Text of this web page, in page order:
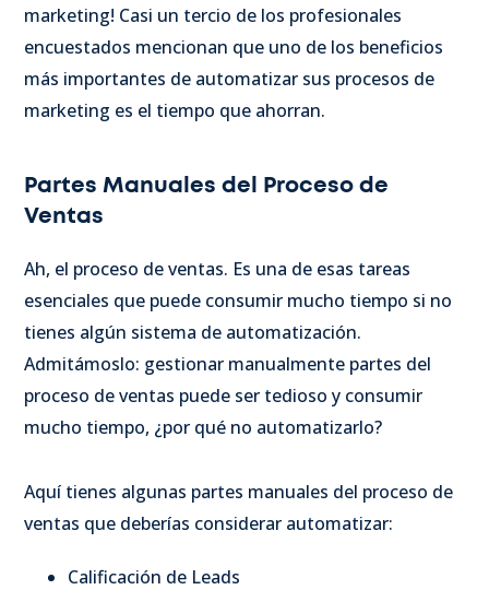
marketing! Casi un tercio de los profesionales
encuestados mencionan que uno de los beneficios
más importantes de automatizar sus procesos de
marketing es el tiempo que ahorran.
Partes Manuales del Proceso de
Ventas
Ah, el proceso de ventas. Es una de esas tareas
esenciales que puede consumir mucho tiempo si no
tienes algún sistema de automatización.
Admitámoslo: gestionar manualmente partes del
proceso de ventas puede ser tedioso y consumir
mucho tiempo, ¿por qué no automatizarlo?
Aquí tienes algunas partes manuales del proceso de
ventas que deberías considerar automatizar:
Calificación de Leads